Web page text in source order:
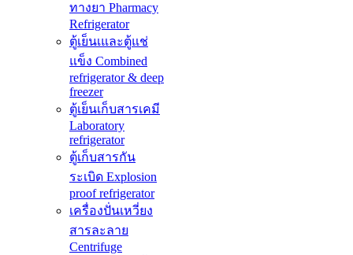
ทางยา Pharmacy
Refrigerator
ตู้เย็นเและตู้แช่
แข็ง Combined
refrigerator & deep
freezer
ตู้เย็นเก็บสารเคมี
Laboratory
refrigerator
ตู้เก็บสารกัน
ระเบิด Explosion
proof refrigerator
เครื่องปั่นเหวี่ยง
สารละลาย
Centrifuge